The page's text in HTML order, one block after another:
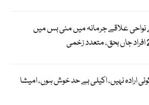
علاقے جرمانہ میں منی بس میں
ارادہ نہیں، اکیلی بے حد خوش ہوں، امیشا